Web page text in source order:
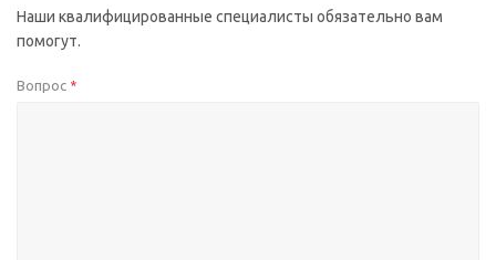
Наши квалифицированные специалисты обязательно вам
помогут.
Вопрос *